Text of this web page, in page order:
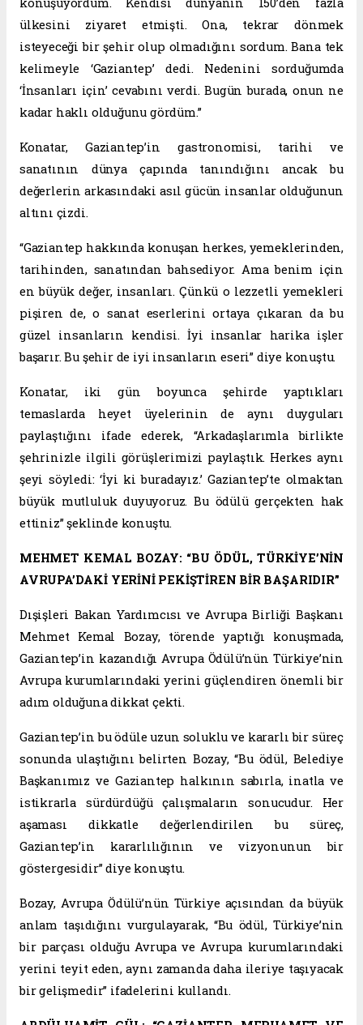
konuşuyordum. Kendisi dünyanın 150’den fazla
ülkesini ziyaret etmişti. Ona, tekrar dönmek
isteyeceği bir şehir olup olmadığını sordum. Bana tek
kelimeyle ‘Gaziantep’ dedi. Nedenini sorduğumda
‘İnsanları için’ cevabını verdi. Bugün burada, onun ne
kadar haklı olduğunu gördüm.”
Konatar, Gaziantep’in gastronomisi, tarihi ve
sanatının dünya çapında tanındığını ancak bu
değerlerin arkasındaki asıl gücün insanlar olduğunun
altını çizdi.
“Gaziantep hakkında konuşan herkes, yemeklerinden,
tarihinden, sanatından bahsediyor. Ama benim için
en büyük değer, insanları. Çünkü o lezzetli yemekleri
pişiren de, o sanat eserlerini ortaya çıkaran da bu
güzel insanların kendisi. İyi insanlar harika işler
başarır. Bu şehir de iyi insanların eseri” diye konuştu.
Konatar, iki gün boyunca şehirde yaptıkları
temaslarda heyet üyelerinin de aynı duyguları
paylaştığını ifade ederek, “Arkadaşlarımla birlikte
şehrinizle ilgili görüşlerimizi paylaştık. Herkes aynı
şeyi söyledi: ‘İyi ki buradayız.’ Gaziantep’te olmaktan
büyük mutluluk duyuyoruz. Bu ödülü gerçekten hak
ettiniz” şeklinde konuştu.
MEHMET KEMAL BOZAY: “BU ÖDÜL, TÜRKİYE’NİN
AVRUPA’DAKİ YERİNİ PEKİŞTİREN BİR BAŞARIDIR”
Dışişleri Bakan Yardımcısı ve Avrupa Birliği Başkanı
Mehmet Kemal Bozay, törende yaptığı konuşmada,
Gaziantep’in kazandığı Avrupa Ödülü’nün Türkiye’nin
Avrupa kurumlarındaki yerini güçlendiren önemli bir
adım olduğuna dikkat çekti.
Gaziantep’in bu ödüle uzun soluklu ve kararlı bir süreç
sonunda ulaştığını belirten Bozay, “Bu ödül, Belediye
Başkanımız ve Gaziantep halkının sabırla, inatla ve
istikrarla sürdürdüğü çalışmaların sonucudur. Her
aşaması dikkatle değerlendirilen bu süreç,
Gaziantep’in kararlılığının ve vizyonunun bir
göstergesidir” diye konuştu.
Bozay, Avrupa Ödülü’nün Türkiye açısından da büyük
anlam taşıdığını vurgulayarak, “Bu ödül, Türkiye’nin
bir parçası olduğu Avrupa ve Avrupa kurumlarındaki
yerini teyit eden, aynı zamanda daha ileriye taşıyacak
bir gelişmedir” ifadelerini kullandı.